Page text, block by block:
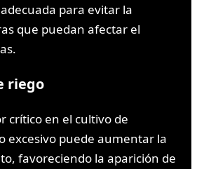
para evitar la
que puedan afectar el
riego
crítico en el cultivo de
excesivo puede aumentar la
favoreciendo la aparición de